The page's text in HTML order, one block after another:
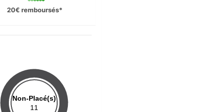
20€ remboursés*
Non-Placé(s)
11